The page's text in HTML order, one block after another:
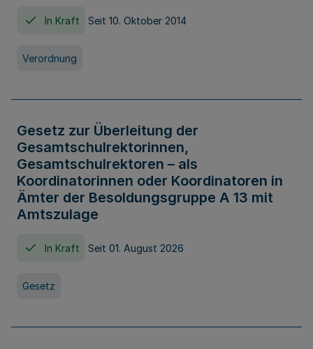
In Kraft Seit 10. Oktober 2014
Verordnung
Gesetz zur Überleitung der
Gesamtschulrektorinnen,
Gesamtschulrektoren – als
Koordinatorinnen oder Koordinatoren in
Ämter der Besoldungsgruppe A 13 mit
Amtszulage
In Kraft Seit 01. August 2026
Gesetz